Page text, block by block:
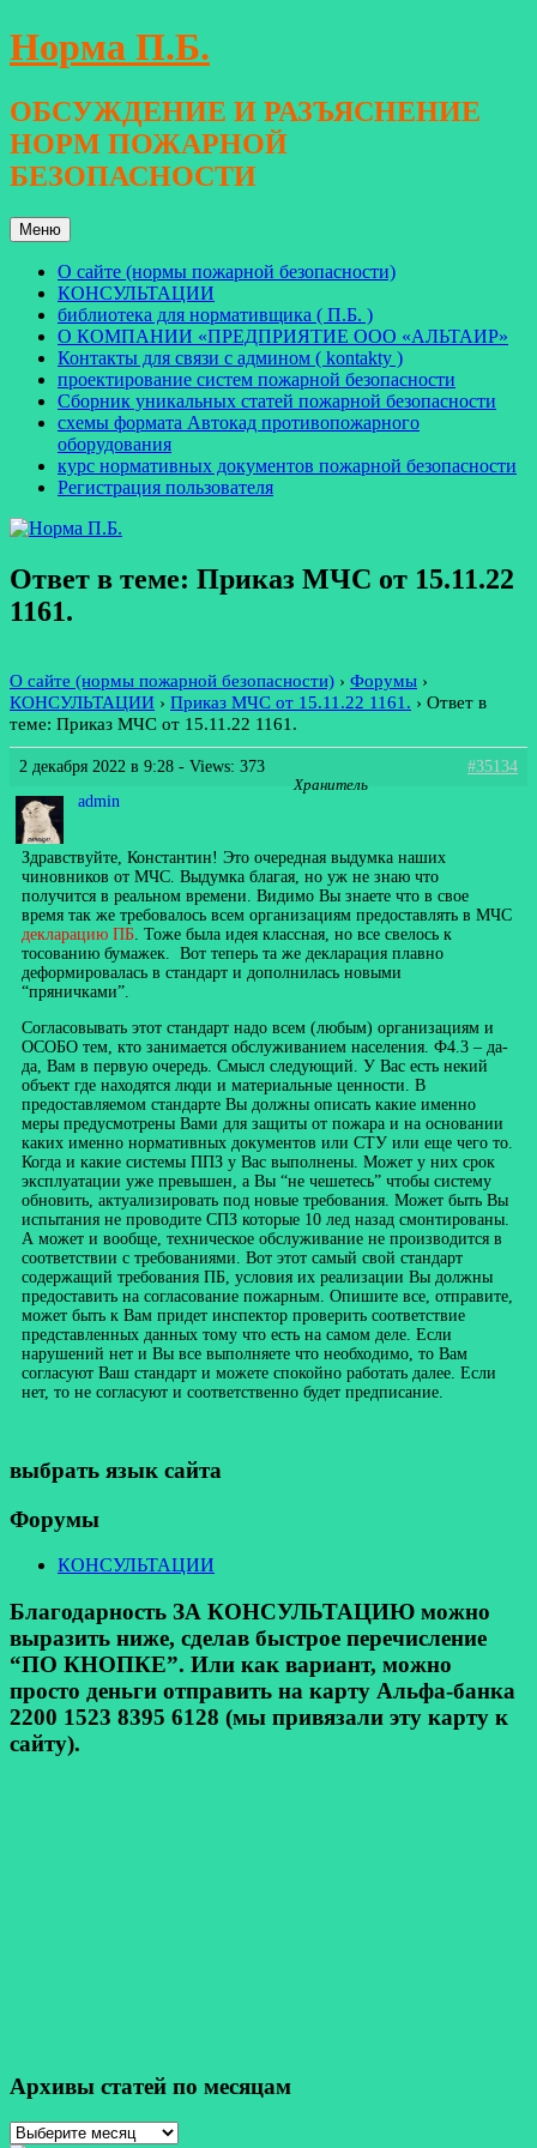
Перейти
к
Норма П.Б.
ОБСУЖДЕНИЕ И РАЗЪЯСНЕНИЕ
НОРМ ПОЖАРНОЙ
БЕЗОПАСНОСТИ
Меню
О сайте (нормы пожарной безопасности)
КОНСУЛЬТАЦИИ
библиотека для нормативщика ( П.Б. )
О КОМПАНИИ «ПРЕДПРИЯТИЕ ООО «АЛЬТАИР»
Контакты для связи с админом ( kontakty )
проектирование систем пожарной безопасности
Сборник уникальных статей пожарной безопасности
схемы формата Автокад противопожарного
оборудования
курс нормативных документов пожарной безопасности
Регистрация пользователя
Ответ в теме: Приказ МЧС от 15.11.22
1161.
О сайте (нормы пожарной безопасности) › Форумы ›
КОНСУЛЬТАЦИИ › Приказ МЧС от 15.11.22 1161. › Ответ в
теме: Приказ МЧС от 15.11.22 1161.
2 декабря 2022 в 9:28 - Views: 373
#35134
admin
Хранитель
Здравствуйте, Константин! Это очередная выдумка наших
чиновников от МЧС. Выдумка благая, но уж не знаю что
получится в реальном времени. Видимо Вы знаете что в свое
время так же требовалось всем организациям предоставлять в МЧС
декларацию ПБ . Тоже была идея классная, но все свелось к
тосованию бумажек. Вот теперь та же декларация плавно
деформировалась в стандарт и дополнилась новыми
“пряничками”.
Согласовывать этот стандарт надо всем (любым) организациям и
ОСОБО тем, кто занимается обслуживанием населения. Ф4.3 – да-
да, Вам в первую очередь. Смысл следующий. У Вас есть некий
объект где находятся люди и материальные ценности. В
предоставляемом стандарте Вы должны описать какие именно
меры предусмотрены Вами для защиты от пожара и на основании
каких именно нормативных документов или СТУ или еще чего то.
Когда и какие системы ППЗ у Вас выполнены. Может у них срок
эксплуатации уже превышен, а Вы “не чешетесь” чтобы систему
обновить, актуализировать под новые требования. Может быть Вы
испытания не проводите СПЗ которые 10 лед назад смонтированы.
А может и вообще, техническое обслуживание не производится в
соответствии с требованиями. Вот этот самый свой стандарт
содержащий требования ПБ, условия их реализации Вы должны
предоставить на согласование пожарным. Опишите все, отправите,
может быть к Вам придет инспектор проверить соответствие
представленных данных тому что есть на самом деле. Если
нарушений нет и Вы все выполняете что необходимо, то Вам
согласуют Ваш стандарт и можете спокойно работать далее. Если
нет, то не согласуют и соответственно будет предписание.
выбрать язык сайта
Форумы
КОНСУЛЬТАЦИИ
Благодарность ЗА КОНСУЛЬТАЦИЮ можно
выразить ниже, сделав быстрое перечисление
“ПО КНОПКЕ”. Или как вариант, можно
просто деньги отправить на карту Альфа-банка
2200 1523 8395 6128 (мы привязали эту карту к
сайту).
Архивы статей по месяцам
Архивы